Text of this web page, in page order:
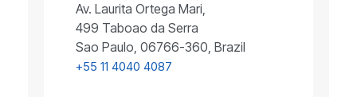
Av. Laurita Ortega Mari,
499 Taboao da Serra
Sao Paulo, 06766-360, Brazil
+55 11 4040 4087